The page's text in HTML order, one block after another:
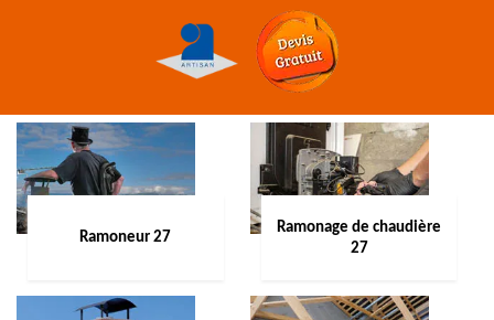
Ramoneur 27
Ramonage de chaudière
27